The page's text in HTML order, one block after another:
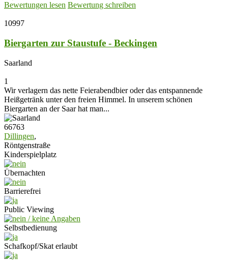
Bewertungen lesen Bewertung schreiben
10997
Biergarten zur Staustufe - Beckingen
Saarland
1
Wir verlagern das nette Feierabendbier oder das entspannende
Heißgetränk unter den freien Himmel. In unserem schönen
Biergarten an der Saar hat man...
66763
Dillingen,
Röntgenstraße
Kinderspielplatz
Übernachten
Barrierefrei
Public Viewing
Selbstbedienung
Schafkopf/Skat erlaubt